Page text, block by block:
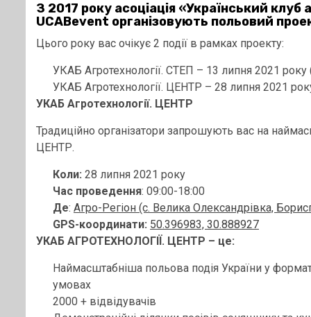
З 2017 року асоціація «Український клуб
UCABevent організовують польовий
Цього року вас очікує 2 події в рамках проекту:
УКАБ Агротехнології. СТЕП – 13 липня 2021 року
УКАБ Агротехнології. ЦЕНТР – 28 липня 2021
УКАБ Агротехнології. ЦЕНТР
Традиційно організатори запрошують вас на
ЦЕНТР.
Коли: 28 липня 2021 року
Час проведення: 09:00-18:00
Де: Агро-Регіон (с. Велика Олександрівка,
GPS-координати: 50.396983, 30.888927
УКАБ АГРОТЕХНОЛОГІЇ. ЦЕНТР – це:
Наймасштабніша польова подія України у
умовах
2000 + відвідувачів